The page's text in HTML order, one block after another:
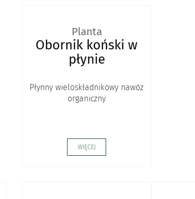
Planta
Obornik koński w
płynie
Płynny wieloskładnikowy nawóz
organiczny
WIĘCEJ